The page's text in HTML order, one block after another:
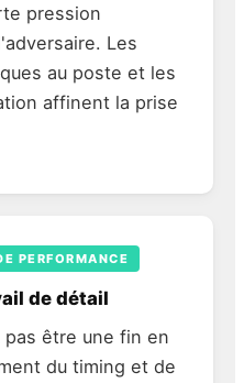
pression
Les
au poste et les
affinent la prise
PERFORMANCE
de détail
être une fin en
du timing et de